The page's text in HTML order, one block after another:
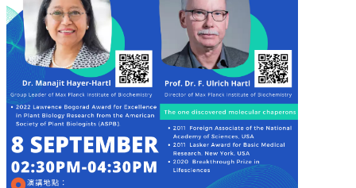
科
院
首
頁
網
站
導
覽
聯
絡